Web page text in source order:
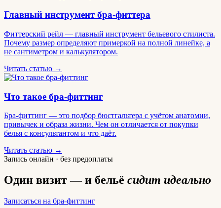
Главный инструмент бра-фиттера
Фиттерский рейл — главный инструмент бельевого стилиста.
Почему размер определяют примеркой на полной линейке, а
не сантиметром и калькулятором.
Читать статью →
Что такое бра-фиттинг
Бра-фиттинг — это подбор бюстгальтера с учётом анатомии,
привычек и образа жизни. Чем он отличается от покупки
белья с консультантом и что даёт.
Читать статью →
Запись онлайн · без предоплаты
Один визит — и бельё сидит идеально
Записаться на бра-фиттинг